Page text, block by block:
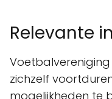
Relevante
Voetbalvereniging
zichzelf
mogelijkheden te